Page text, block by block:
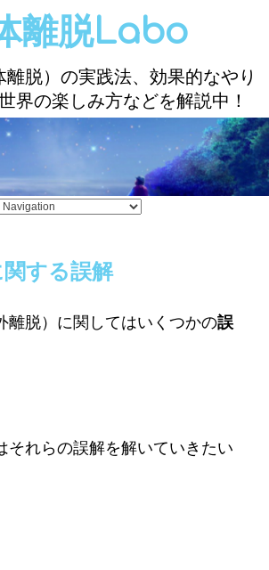
離脱Labo
脱）の実践法、効果的なやり
界の楽しみ方などを解説中！
関する誤解
離脱）に関してはいくつかの誤
それらの誤解を解いていきたい